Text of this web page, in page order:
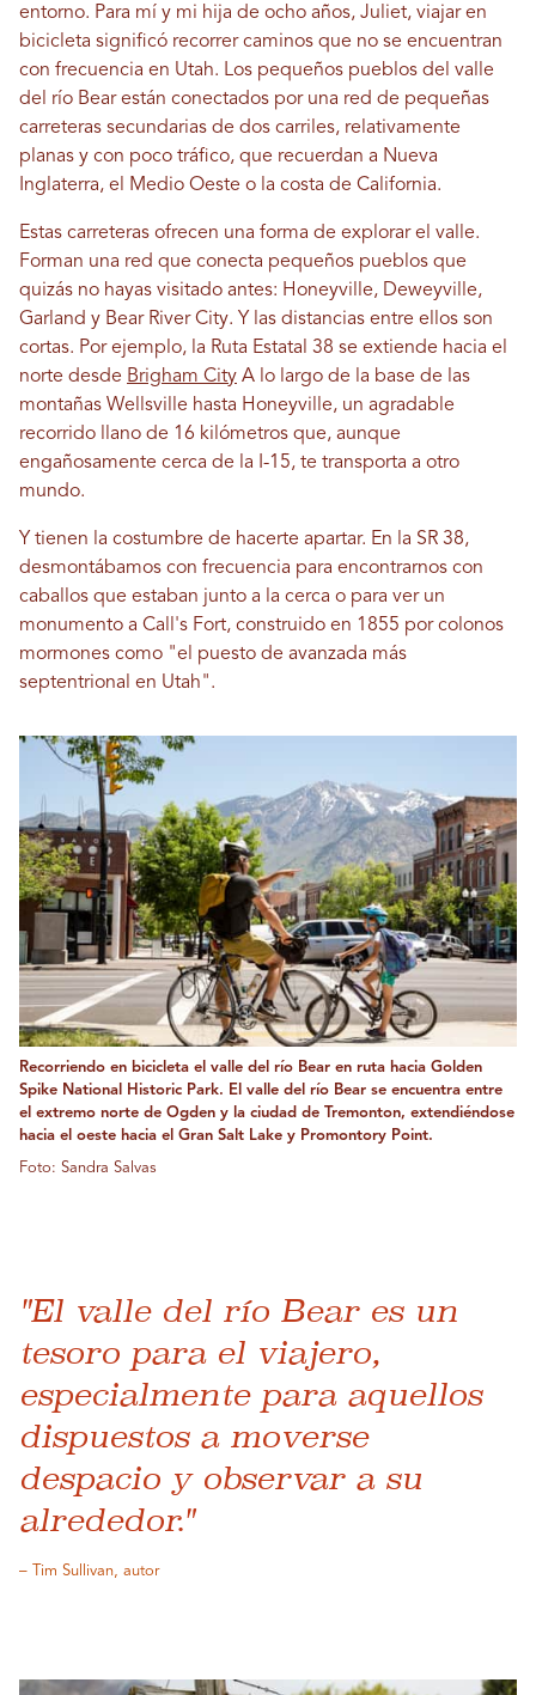
entorno. Para mí y mi hija de ocho años, Juliet, viajar en
bicicleta significó recorrer caminos que no se encuentran
con frecuencia en Utah. Los pequeños pueblos del valle
del río Bear están conectados por una red de pequeñas
carreteras secundarias de dos carriles, relativamente
planas y con poco tráfico, que recuerdan a Nueva
Inglaterra, el Medio Oeste o la costa de California.
Estas carreteras ofrecen una forma de explorar el valle.
Forman una red que conecta pequeños pueblos que
quizás no hayas visitado antes: Honeyville, Deweyville,
Garland y Bear River City. Y las distancias entre ellos son
cortas. Por ejemplo, la Ruta Estatal 38 se extiende hacia el
norte desde Brigham City A lo largo de la base de las
montañas Wellsville hasta Honeyville, un agradable
recorrido llano de 16 kilómetros que, aunque
engañosamente cerca de la I-15, te transporta a otro
mundo.
Y tienen la costumbre de hacerte apartar. En la SR 38,
desmontábamos con frecuencia para encontrarnos con
caballos que estaban junto a la cerca o para ver un
monumento a Call's Fort, construido en 1855 por colonos
mormones como "el puesto de avanzada más
septentrional en Utah".
Recorriendo en bicicleta el valle del río Bear en ruta hacia Golden
Spike National Historic Park. El valle del río Bear se encuentra entre
el extremo norte de Ogden y la ciudad de Tremonton, extendiéndose
hacia el oeste hacia el Gran Salt Lake y Promontory Point.
Foto: Sandra Salvas
"El valle del río Bear es un
tesoro para el viajero,
especialmente para aquellos
dispuestos a moverse
despacio y observar a su
alrededor."
– Tim Sullivan, autor